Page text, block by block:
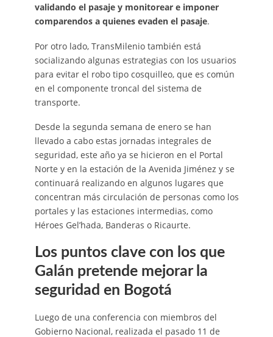
validando el pasaje y monitorear e imponer
comparendos a quienes evaden el pasaje.
Por otro lado, TransMilenio también está
socializando algunas estrategias con los usuarios
para evitar el robo tipo cosquilleo, que es común
en el componente troncal del sistema de
transporte.
Desde la segunda semana de enero se han
llevado a cabo estas jornadas integrales de
seguridad, este año ya se hicieron en el Portal
Norte y en la estación de la Avenida Jiménez y se
continuará realizando en algunos lugares que
concentran más circulación de personas como los
portales y las estaciones intermedias, como
Héroes Gel’hada, Banderas o Ricaurte.
Los puntos clave con los que
Galán pretende mejorar la
seguridad en Bogotá
Luego de una conferencia con miembros del
Gobierno Nacional, realizada el pasado 11 de